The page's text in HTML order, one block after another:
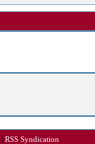
|RSS Syndication